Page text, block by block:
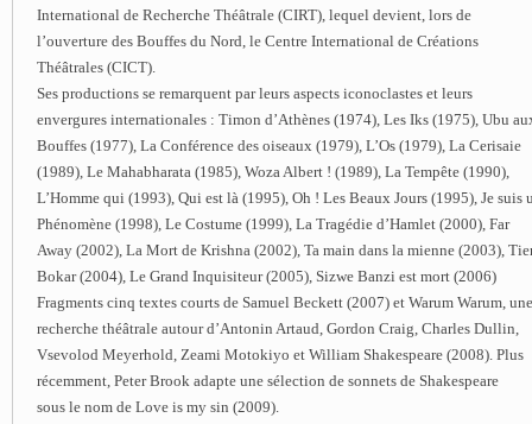
International de Recherche Théâtrale (CIRT), lequel devient, lors de
l’ouverture des Bouffes du Nord, le Centre International de Créations
Théâtrales (CICT).
Ses productions se remarquent par leurs aspects iconoclastes et leurs
envergures internationales : Timon d’Athènes (1974), Les Iks (1975), Ubu
Bouffes (1977), La Conférence des oiseaux (1979), L’Os (1979), La Cerisaie
(1989), Le Mahabharata (1985), Woza Albert ! (1989), La Tempête (1990),
L’Homme qui (1993), Qui est là (1995), Oh ! Les Beaux Jours (1995), Je suis
Phénomène (1998), Le Costume (1999), La Tragédie d’Hamlet (2000), Far
Away (2002), La Mort de Krishna (2002), Ta main dans la mienne (2003),
Bokar (2004), Le Grand Inquisiteur (2005), Sizwe Banzi est mort (2006)
Fragments cinq textes courts de Samuel Beckett (2007) et Warum Warum, une
recherche théâtrale autour d’Antonin Artaud, Gordon Craig, Charles Dullin,
Vsevolod Meyerhold, Zeami Motokiyo et William Shakespeare (2008). Plus
récemment, Peter Brook adapte une sélection de sonnets de Shakespeare
sous le nom de Love is my sin (2009).